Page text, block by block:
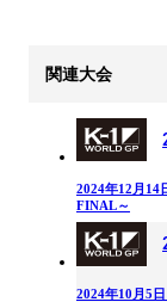
関連大会
2024年12⽉14
FINAL～
2024年10月5